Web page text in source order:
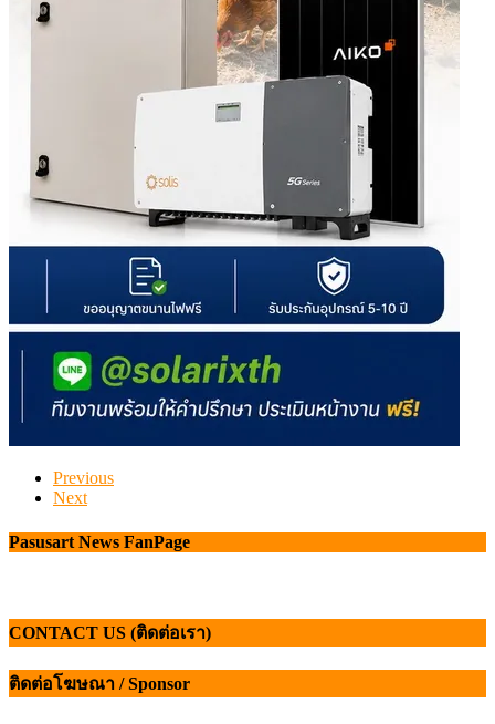
Previous
Next
Pasusart News FanPage
CONTACT US (ติดต่อเรา)
ติดต่อโฆษณา / Sponsor